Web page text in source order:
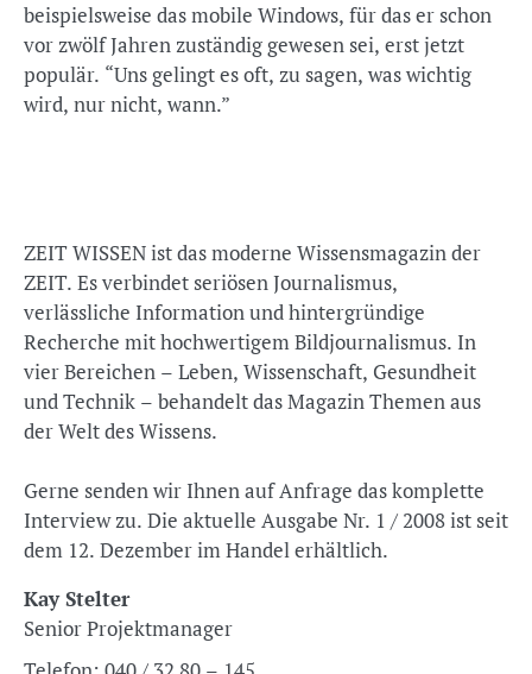
beispielsweise das mobile Windows, für das er schon
vor zwölf Jahren zuständig gewesen sei, erst jetzt
populär. “Uns gelingt es oft, zu sagen, was wichtig
wird, nur nicht, wann.”
ZEIT WISSEN ist das moderne Wissensmagazin der
ZEIT. Es verbindet seriösen Journalismus,
verlässliche Information und hintergründige
Recherche mit hochwertigem Bildjournalismus. In
vier Bereichen – Leben, Wissenschaft, Gesundheit
und Technik – behandelt das Magazin Themen aus
der Welt des Wissens.
Gerne senden wir Ihnen auf Anfrage das komplette
Interview zu. Die aktuelle Ausgabe Nr. 1 / 2008 ist seit
dem 12. Dezember im Handel erhältlich.
Kay Stelter
Senior Projektmanager